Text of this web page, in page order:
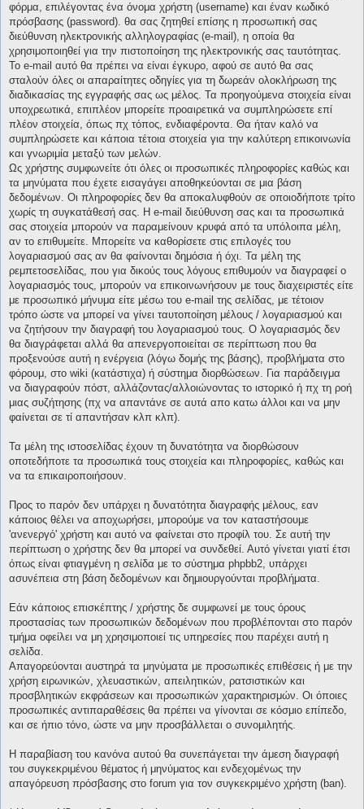
φόρμα, επιλέγοντας ένα όνομα χρήστη (username) και έναν κωδικό
πρόσβασης (password). θα σας ζητηθεί επίσης η προσωπική σας
διεύθυνση ηλεκτρονικής αλληλογραφίας (e-mail), η οποία θα
χρησιμοποιηθεί για την πιστοποίηση της ηλεκτρονικής σας ταυτότητας.
Το e-mail αυτό θα πρέπει να είναι έγκυρο, αφού σε αυτό θα σας
σταλούν όλες οι απαραίτητες οδηγίες για τη δωρεάν ολοκλήρωση της
διαδικασίας της εγγραφής σας ως μέλος. Τα προηγούμενα στοιχεία είναι
υποχρεωτικά, επιπλέον μπορείτε προαιρετικά να συμπληρώσετε επί
πλέον στοιχεία, όπως πχ τόπος, ενδιαφέροντα. Θα ήταν καλό να
συμπληρώσετε και κάποια τέτοια στοιχεία για την καλύτερη επικοινωνία
και γνωριμία μεταξύ των μελών.
Ως χρήστης συμφωνείτε ότι όλες οι προσωπικές πληροφορίες καθώς και
τα μηνύματα που έχετε εισαγάγει αποθηκεύονται σε μια βάση
δεδομένων. Οι πληροφορίες δεν θα αποκαλυφθούν σε οποιοδήποτε τρίτο
χωρίς τη συγκατάθεσή σας. Η e-mail διεύθυνση σας και τα προσωπικά
σας στοιχεία μπορούν να παραμείνουν κρυφά από τα υπόλοιπα μέλη,
αν το επιθυμείτε. Μπορείτε να καθορίσετε στις επιλογές του
λογαριασμού σας αν θα φαίνονται δημόσια ή όχι. Τα μέλη της
ρεμπετοσελίδας, που για δικούς τους λόγους επιθυμούν να διαγραφεί ο
λογαριασμός τους, μπορούν να επικοινωνήσουν με τους διαχειριστές είτε
με προσωπικό μήνυμα είτε μέσω του e-mail της σελίδας, με τέτοιον
τρόπο ώστε να μπορεί να γίνει ταυτοποίηση μέλους / λογαριασμού και
να ζητήσουν την διαγραφή του λογαριασμού τους. Ο λογαριασμός δεν
θα διαγράφεται αλλά θα απενεργοποιείται σε περίπτωση που θα
προξενούσε αυτή η ενέργεια (λόγω δομής της βάσης), προβλήματα στο
φόρουμ, στο wiki (κατάστιχα) ή σύστημα διορθώσεων. Για παράδειγμα
να διαγραφούν πόστ, αλλάζοντας/αλλοιώνοντας το ιστορικό ή πχ τη ροή
μιας συζήτησης (πχ να απαντάνε σε αυτά απο κατω άλλοι και να μην
φαίνεται σε τί απαντήσαν κλπ κλπ).
Τα μέλη της ιστοσελίδας έχουν τη δυνατότητα να διορθώσουν
οποτεδήποτε τα προσωπικά τους στοιχεία και πληροφορίες, καθώς και
να τα επικαιροποιήσουν.
Προς το παρόν δεν υπάρχει η δυνατότητα διαγραφής μέλους, εαν
κάποιος θέλει να αποχωρήσει, μπορούμε να τον καταστήσουμε
'ανενεργό' χρήστη και αυτό να φαίνεται στο προφίλ του. Σε αυτή την
περίπτωση ο χρήστης δεν θα μπορεί να συνδεθεί. Αυτό γίνεται γιατί έτσι
όπως είναι φτιαγμένη η σελίδα με το σύστημα phpbb2, υπάρχει
ασυνέπεια στη βάση δεδομένων και δημιουργούνται προβλήματα.
Εάν κάποιος επισκέπτης / χρήστης δε συμφωνεί με τους όρους
προστασίας των προσωπικών δεδομένων που προβλέπονται στο παρόν
τμήμα οφείλει να μη χρησιμοποιεί τις υπηρεσίες που παρέχει αυτή η
σελίδα.
Απαγορεύονται αυστηρά τα μηνύματα με προσωπικές επιθέσεις ή με την
χρήση ειρωνικών, χλευαστικών, απειλητικών, ρατσιστικών και
προσβλητικών εκφράσεων και προσωπικών χαρακτηρισμών. Οι όποιες
προσωπικές αντιπαραθέσεις θα πρέπει να γίνονται σε κόσμιο επίπεδο,
και σε ήπιο τόνο, ώστε να μην προσβάλλεται ο συνομιλητής.
Η παραβίαση του κανόνα αυτού θα συνεπάγεται την άμεση διαγραφή
του συγκεκριμένου θέματος ή μηνύματος και ενδεχομένως την
απαγόρευση πρόσβασης στο forum για τον συγκεκριμένο χρήστη (ban).